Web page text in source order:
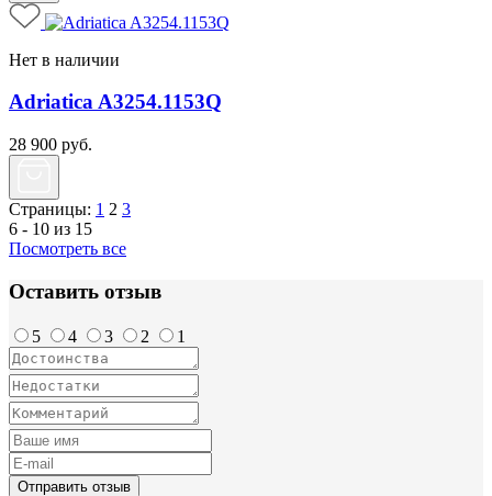
Нет в наличии
Adriatica A3254.1153Q
28 900 руб.
Страницы: 1 2 3
6 - 10 из 15
Посмотреть все
Оставить отзыв
5 4 3 2 1
Отправить отзыв